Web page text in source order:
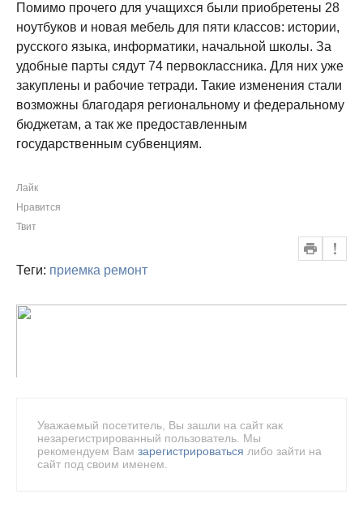
Помимо прочего для учащихся были приобретены 28
ноутбуков и новая мебель для пяти классов: истории,
русского языка, информатики, начальной школы. За
удобные парты сядут 74 первоклассника. Для них уже
закуплены и рабочие тетради. Такие изменения стали
возможны благодаря региональному и федеральному
бюджетам, а так же предоставленным
государственным субвенциям.
Лайк
Нравится
Твит
Теги: приемка ремонт
Уважаемый посетитель, Вы зашли на сайт как
незарегистрированный пользователь. Мы
рекомендуем Вам зарегистрироваться либо зайти на
сайт под своим именем.